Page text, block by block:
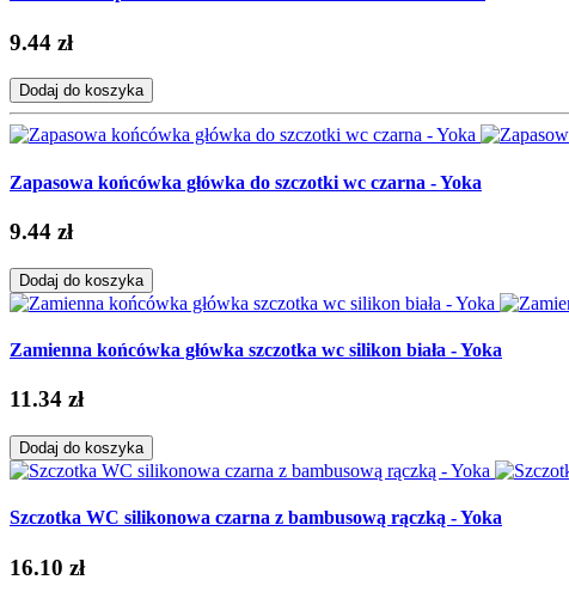
9.44 zł
Dodaj do koszyka
Zapasowa końcówka główka do szczotki wc czarna - Yoka
9.44 zł
Dodaj do koszyka
Zamienna końcówka główka szczotka wc silikon biała - Yoka
11.34 zł
Dodaj do koszyka
Szczotka WC silikonowa czarna z bambusową rączką - Yoka
16.10 zł